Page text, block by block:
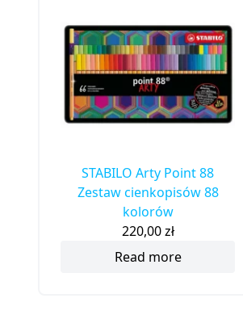
STABILO Arty Point 88
Zestaw cienkopisów 88
kolorów
220,00zł
Read more